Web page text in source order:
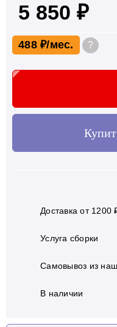
5 850 ₽
488 ₽ ?
Доставка от 1200
Услуга сборки
Самовывоз из
В наличии